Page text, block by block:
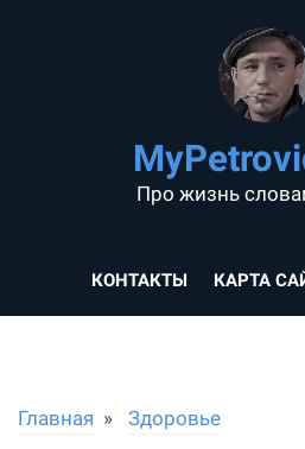
Про жизнь
КОНТАКТЫ КАРТА
Главная Здоровье